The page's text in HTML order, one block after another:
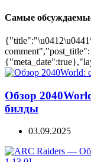
Самые
Обзор
билды
03.09.2025